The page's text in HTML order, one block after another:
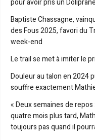
pour avoir pris un Doliprane
Baptiste Chassagne,
des Fous 2025, favori du
week-end
Le trail se met à imiter le
Douleur au talon en 2024
souffre exactement
« Deux semaines de
quatre mois plus tard,
toujours pas quand il